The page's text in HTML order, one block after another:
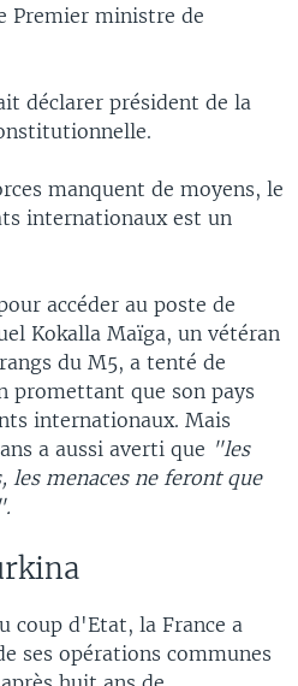
Premier ministre de
déclarer président de la
manquent de moyens, le
internationaux est un
accéder au poste de
Kokalla Maïga, un vétéran
du M5, a tenté de
promettant que son pays
internationaux. Mais
a aussi averti que "les
les menaces ne feront que
coup d'Etat, la France a
ses opérations communes